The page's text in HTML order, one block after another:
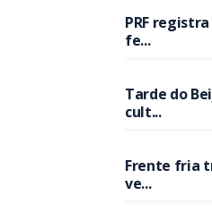
PRF
fe...
Tarde do
cult...
Frente fria
ve...